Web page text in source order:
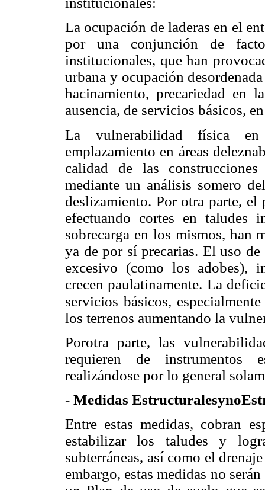
La ocupación de laderas en el
por una conjunción de
institucionales, que han
urbana y ocupación
hacinamiento, precariedad en
ausencia, de servicios básicos,
La vulnerabilidad física
emplazamiento en áreas
calidad de las
mediante un análisis somero
deslizamiento. Por otra parte,
efectuando cortes en taludes
sobrecarga en los mismos, han
ya de por sí precarias. El uso
excesivo (como los adobes),
crecen paulatinamente. La
servicios básicos, especialmente
los terrenos aumentando la
Porotra parte, las
requieren de instrumentos
realizándose por lo general
- Medidas
Entre estas medidas, cobran
estabilizar los taludes y
subterráneas, así como el
embargo, estas medidas no